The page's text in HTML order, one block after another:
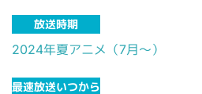
放送時期
2024年夏アニメ（7月～）
最速放送いつから